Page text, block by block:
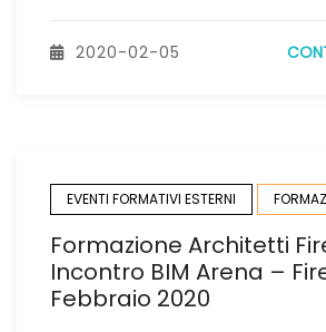
2020-02-05
EVENTI FORMATIVI ESTERNI
Formazione Architetti
Incontro BIM Arena –
Febbraio 2020